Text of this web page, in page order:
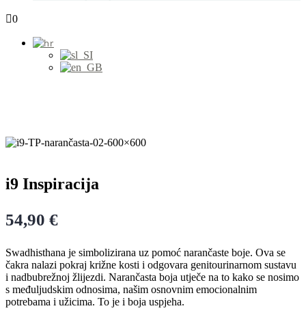
0
i9 Inspiracija
54,90 €
Swadhisthana je simbolizirana uz pomoć narančaste boje. Ova se
čakra nalazi pokraj križne kosti i odgovara genitourinarnom sustavu
i nadbubrežnoj žlijezdi. Narančasta boja utječe na to kako se nosimo
s međuljudskim odnosima, našim osnovnim emocionalnim
potrebama i užicima. To je i boja uspjeha.